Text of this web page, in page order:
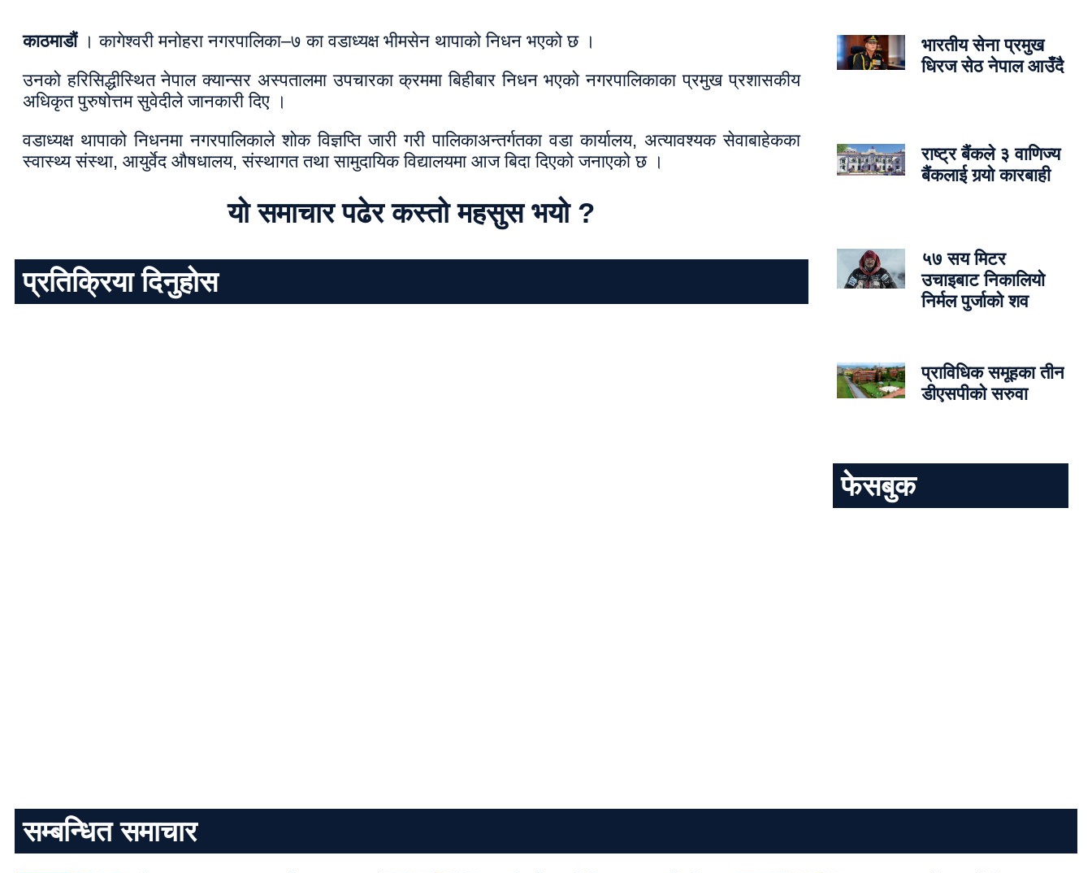
काठमाडौं। कागेश्वरी मनोहरा नगरपालिका–७ का वडाध्यक्ष भीमसेन थापाको निधन भएको छ ।
उनको हरिसिद्धीस्थित नेपाल क्यान्सर अस्पतालमा उपचारका क्रममा बिहीबार निधन भएको नगरपालिकाका प्रमुख प्रशासकीय
अधिकृत पुरुषोत्तम सुवेदीले जानकारी दिए ।
वडाध्यक्ष थापाको निधनमा नगरपालिकाले शोक विज्ञप्ति जारी गरी पालिकाअन्तर्गतका वडा कार्यालय, अत्यावश्यक सेवाबाहेकका
स्वास्थ्य संस्था, आयुर्वेद औषधालय, संस्थागत तथा सामुदायिक विद्यालयमा आज बिदा दिएको जनाएको छ ।
यो समाचार पढेर कस्तो महसुस भयो ?
प्रतिक्रिया दिनुहोस
भारतीय सेना प्रमुख
धिरज सेठ नेपाल आउँदै
राष्ट्र बैंकले ३ वाणिज्य
बैंकलाई गर्‍यो कारबाही
५७ सय मिटर
उचाइबाट निकालियो
निर्मल पुर्जाको शव
प्राविधिक समूहका तीन
डीएसपीको सरुवा
फेसबुक
सम्बन्धित समाचार